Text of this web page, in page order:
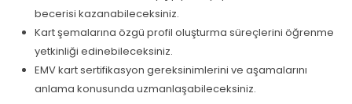
becerisi kazanabileceksiniz.
Kart şemalarına özgü profil oluşturma süreçlerini öğrenme
yetkinliği edinebileceksiniz.
EMV kart sertifikasyon gereksinimlerini ve aşamalarını
anlama konusunda uzmanlaşabileceksiniz.